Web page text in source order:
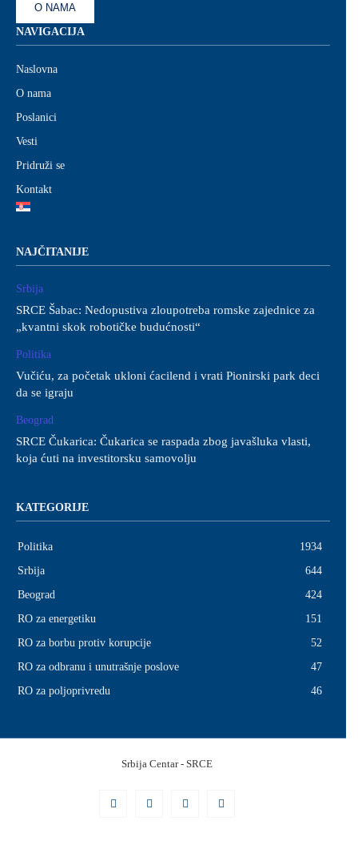
O NAMA
NAVIGACIJA
Naslovna
O nama
Poslanici
Vesti
Pridruži se
Kontakt
NAJČITANIJE
Srbija
SRCE Šabac: Nedopustiva zloupotreba romske zajednice za
„kvantni skok robotičke budućnosti“
Politika
Vučiću, za početak ukloni ćacilend i vrati Pionirski park deci
da se igraju
Beograd
SRCE Čukarica: Čukarica se raspada zbog javašluka vlasti,
koja ćuti na investitorsku samovolju
KATEGORIJE
Politika
1934
Srbija
644
Beograd
424
RO za energetiku
151
RO za borbu protiv korupcije
52
RO za odbranu i unutrašnje poslove
47
RO za poljoprivredu
46
Srbijа Centar - SRCE